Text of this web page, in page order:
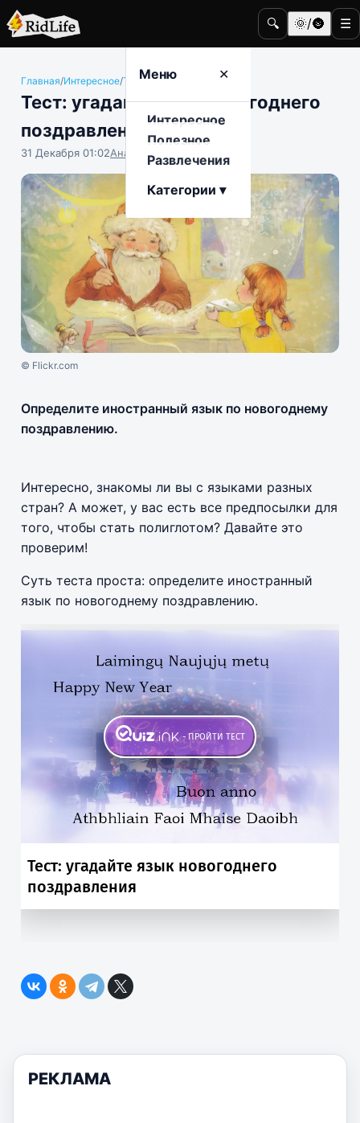
🔍 🌞/🌚 ☰
Меню ✕
Интересное
Полезное
Развлечения
Категории ▾
Главная/Интересное/Тесты
Тест: угадайте язык новогоднего
поздравления
31 Декабря 01:02Анастасия Попова
© Flickr.com
Определите иностранный язык по новогоднему
поздравлению.
Интересно, знакомы ли вы с языками разных
стран? А может, у вас есть все предпосылки для
того, чтобы стать полиглотом? Давайте это
проверим!
Суть теста проста: определите иностранный
язык по новогоднему поздравлению.
РЕКЛАМА